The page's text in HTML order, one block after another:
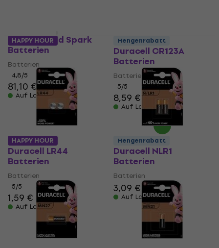
Positive Grid Spark
Batterien
Batterien
4,8/5
81,10 €
Auf Lager
Duracell CR123A
Batterien
Batterien
5/5
8,59 €
Auf Lager
HAPPY HOUR
Duracell LR44
Batterien
Batterien
5/5
1,59 €
Auf Lager
Mengenrabatt
Duracell NLR1
Batterien
Batterien
3,09 € 3,79 €
Auf Lager
HAPPY HOUR Mengenrabatt